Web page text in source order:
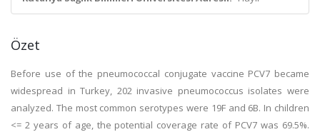
Özet
Before use of the pneumococcal conjugate vaccine PCV7 became
widespread in Turkey, 202 invasive pneumococcus isolates were
analyzed. The most common serotypes were 19F and 6B. In children
<= 2 years of age, the potential coverage rate of PCV7 was 69.5%.